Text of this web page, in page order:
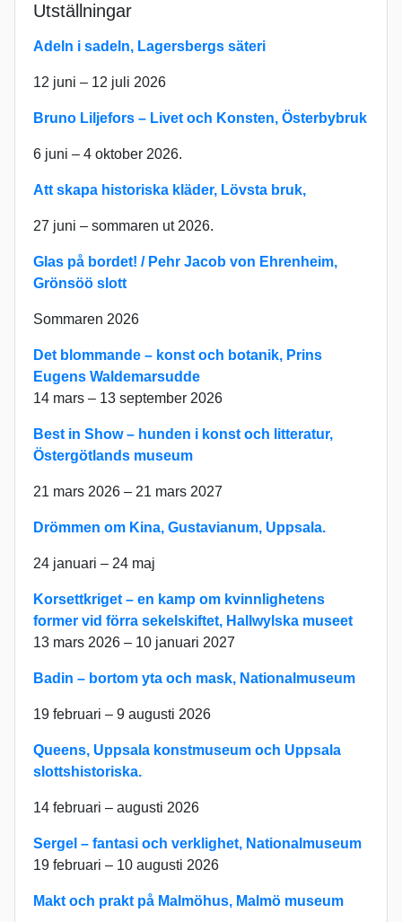
Utställningar
Adeln i sadeln, Lagersbergs säteri
12 juni – 12 juli 2026
Bruno Liljefors – Livet och Konsten, Österbybruk
6 juni – 4 oktober 2026.
Att skapa historiska kläder, Lövsta bruk,
27 juni – sommaren ut 2026.
Glas på bordet! / Pehr Jacob von Ehrenheim,
Grönsöö slott
Sommaren 2026
Det blommande – konst och botanik, Prins
Eugens Waldemarsudde
14 mars – 13 september 2026
Best in Show – hunden i konst och litteratur,
Östergötlands museum
21 mars 2026 – 21 mars 2027
Drömmen om Kina, Gustavianum, Uppsala.
24 januari – 24 maj
Korsettkriget – en kamp om kvinnlighetens
former vid förra sekelskiftet, Hallwylska museet
13 mars 2026 – 10 januari 2027
Badin – bortom yta och mask, Nationalmuseum
19 februari – 9 augusti 2026
Queens, Uppsala konstmuseum och Uppsala
slottshistoriska.
14 februari – augusti 2026
Sergel – fantasi och verklighet, Nationalmuseum
19 februari – 10 augusti 2026
Makt och prakt på Malmöhus, Malmö museum